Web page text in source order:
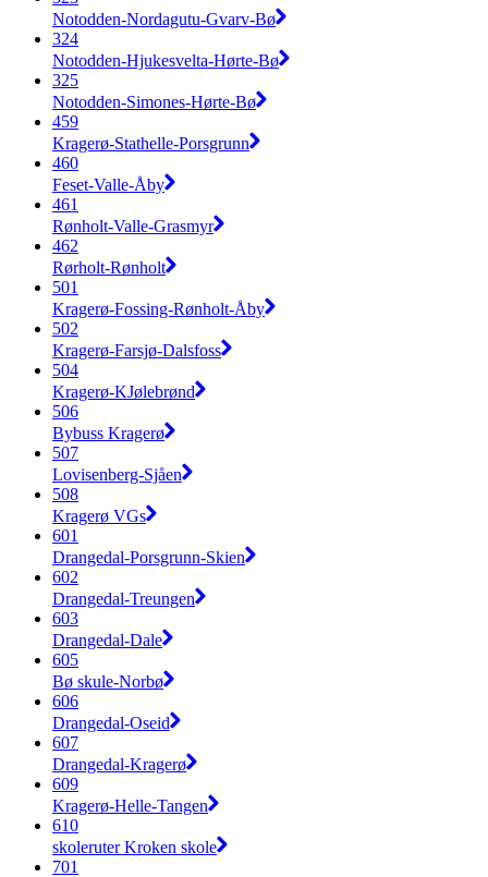
Notodden-Nordagutu-Gvarv-Bø
324
Notodden-Hjukesvelta-Hørte-Bø
325
Notodden-Simones-Hørte-Bø
459
Kragerø-Stathelle-Porsgrunn
460
Feset-Valle-Åby
461
Rønholt-Valle-Grasmyr
462
Rørholt-Rønholt
501
Kragerø-Fossing-Rønholt-Åby
502
Kragerø-Farsjø-Dalsfoss
504
Kragerø-KJølebrønd
506
Bybuss Kragerø
507
Lovisenberg-Sjåen
508
Kragerø VGs
601
Drangedal-Porsgrunn-Skien
602
Drangedal-Treungen
603
Drangedal-Dale
605
Bø skule-Norbø
606
Drangedal-Oseid
607
Drangedal-Kragerø
609
Kragerø-Helle-Tangen
610
skoleruter Kroken skole
701